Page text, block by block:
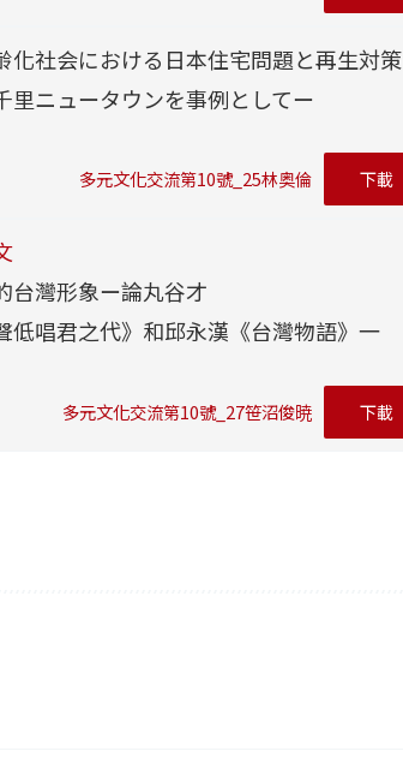
化社会における日本住宅問題と再生対策
里ニュータウンを事例としてー
多元文化交流第10號_25林奥倫 下載
台灣形象ー論丸谷才
低唱君之代》和邱永漢《台灣物語》一
多元文化交流第10號_27笹沼俊暁 下載